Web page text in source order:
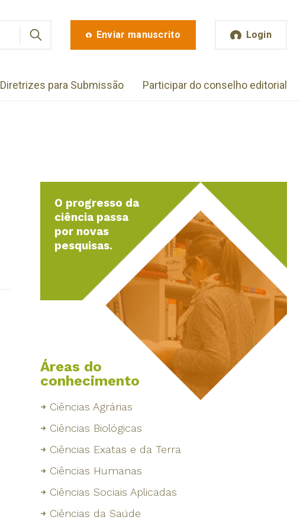
Enviar manuscrito Login
Diretrizes para Submissão Participar do conselho editorial
O progresso da
ciência passa
por novas
pesquisas.
Áreas do
conhecimento
Ciências Agrárias
Ciências Biológicas
Ciências Exatas e da Terra
Ciências Humanas
Ciências Sociais Aplicadas
Ciências da Saúde